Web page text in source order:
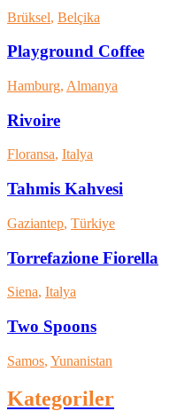
Brüksel, Belçika
Playground Coffee
Hamburg, Almanya
Rivoire
Floransa, Italya
Tahmis Kahvesi
Gaziantep, Türkiye
Torrefazione Fiorella
Siena, Italya
Two Spoons
Samos, Yunanistan
Kategoriler